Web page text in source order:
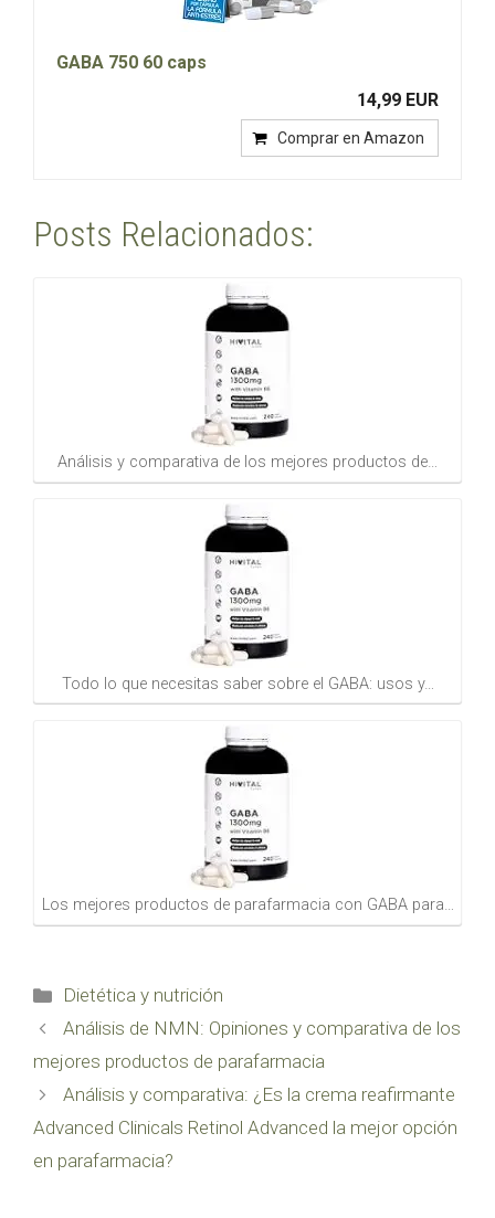
GABA 750 60 caps
14,99 EUR
Comprar en Amazon
Posts Relacionados:
Análisis y comparativa de los mejores productos de…
Todo lo que necesitas saber sobre el GABA: usos y…
Los mejores productos de parafarmacia con GABA para…
Categorías
Dietética y nutrición
Análisis de NMN: Opiniones y comparativa de los
mejores productos de parafarmacia
Análisis y comparativa: ¿Es la crema reafirmante
Advanced Clinicals Retinol Advanced la mejor opción
en parafarmacia?